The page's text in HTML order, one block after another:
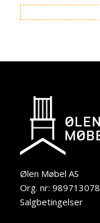
Ølen Møbel AS
Org. nr: 989713078
Salgbetingelser